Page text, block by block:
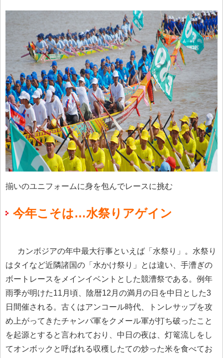
揃いのユニフォームに身を包んでレースに挑む
今年こそは…水祭りアゲイン
カンボジアの年中最大行事といえば「水祭り」。水祭り
はタイなど近隣諸国の「水かけ祭り」とは違い、手漕ぎの
ボートレースをメインイベントとした競漕祭である。例年
雨季が明けた11月頃、陰暦12月の満月の日を中日とした3
日間催される。古くはアンコール時代、トンレサップを攻
め上がってきたチャンパ軍をクメール軍が打ち破ったこと
を起源とすると言われており、中日の夜は、灯篭流しをし
てオンボックと呼ばれる収穫したての炒った米を食べてお